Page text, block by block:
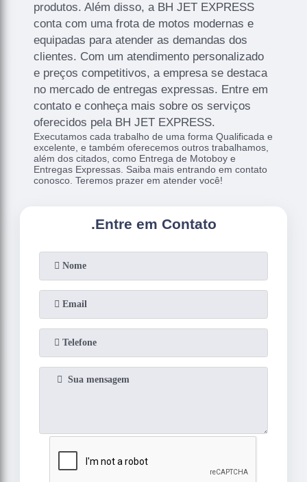
produtos. Além disso, a BH JET EXPRESS
conta com uma frota de motos modernas e
equipadas para atender as demandas dos
clientes. Com um atendimento personalizado
e preços competitivos, a empresa se destaca
no mercado de entregas expressas. Entre em
contato e conheça mais sobre os serviços
oferecidos pela BH JET EXPRESS.
Executamos cada trabalho de uma forma Qualificada e
excelente, e também oferecemos outros trabalhamos,
além dos citados, como Entrega de Motoboy e
Entregas Expressas. Saiba mais entrando em contato
conosco. Teremos prazer em atender você!
.Entre em Contato